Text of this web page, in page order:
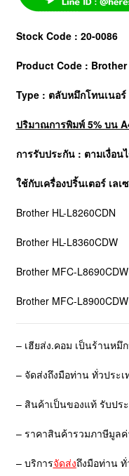
Stock Code : 20-0086
Product Code : Brother
Type : ตลับหมึกโทนเนอ
ปริมาณการพิมพ์ 5% บน
การรับประกัน : ตามเงื่อน
ใช้กับเครื่องปริ้นเตอร์ เล
Brother HL-L8260CDN
Brother HL-L8360CDW
Brother MFC-L8690CDW
Brother MFC-L8900CDW
– เฮียส่ง.คอม เป็นร้านหมึ
– จัดส่งถึงมือท่าน ทั่วประเ
– สินค้าเป็นของแท้ รับปร
– ราคาสินค้ารวมภาษีมูล
– บริการจัดส่งถึงมือท่าน ทั่